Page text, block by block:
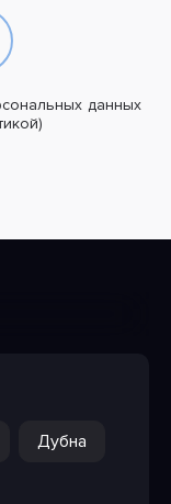
данных
Дубна